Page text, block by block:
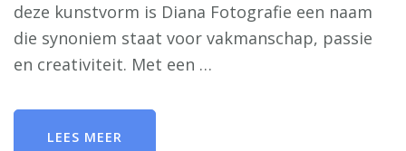
deze kunstvorm is Diana Fotografie een naam
die synoniem staat voor vakmanschap, passie
en creativiteit. Met een …
LEES MEER